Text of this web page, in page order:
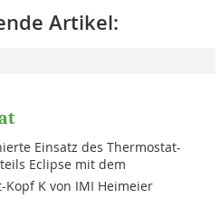
Artikel:
Einsatz des Thermostat-
Eclipse mit dem
K von IMI Heimeier